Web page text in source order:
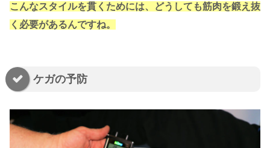
こんなスタイルを貫くためには、どうしても筋肉を鍛え抜
く必要があるんですね。
ケガの予防